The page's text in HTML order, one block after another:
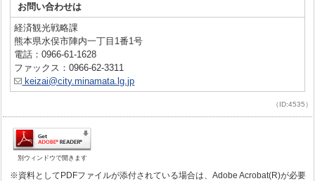
お問い合わせは
経済観光戦略課
熊本県水俣市陣内一丁目1番1号
電話：0966-61-1628
ファックス：0966-62-3311
keizai@city.minamata.lg.jp
（ID:4535）
別ウィンドウで開きます
※資料としてPDFファイルが添付されている場合は、Adobe Acrobat(R)が必要